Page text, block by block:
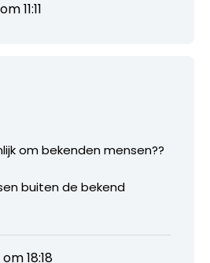
11:11
om bekenden mensen??
buiten de bekend
18:18